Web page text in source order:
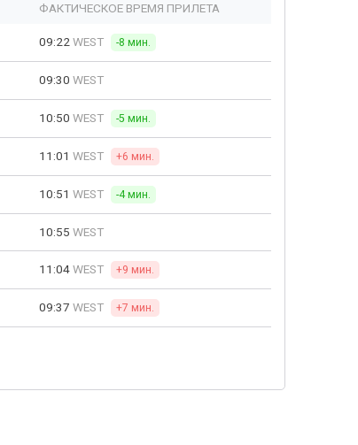
ФАКТИЧЕСКОЕ ВРЕМЯ ПРИЛЕТА
09:22 WEST -8 мин.
09:30 WEST
10:50 WEST -5 мин.
11:01 WEST +6 мин.
10:51 WEST -4 мин.
10:55 WEST
11:04WEST +9 мин.
09:37 WEST +7 мин.